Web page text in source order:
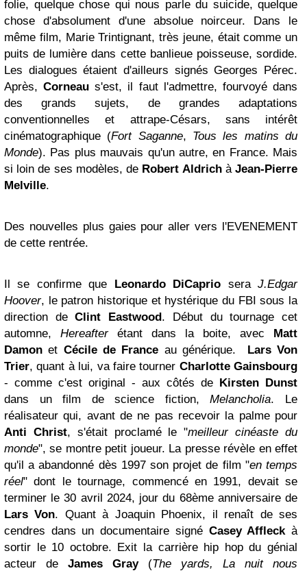
folie, quelque chose qui nous parle du suicide, quelque
chose d'absolument d'une absolue noirceur. Dans le
même film, Marie Trintignant, très jeune, était comme un
puits de lumière dans cette banlieue poisseuse, sordide.
Les dialogues étaient d'ailleurs signés Georges Pérec.
Après,Corneaus'est, il faut l'admettre, fourvoyé dans
des grands sujets, de grandes adaptations
conventionnelles et attrape-Césars, sans intérêt
cinématographique (Fort Saganne, Tous les matins du
Monde). Pas plus mauvais qu'un autre, en France. Mais
si loin de ses modèles, de Robert AldrichàJean-Pierre
Melville.
Des nouvelles plus gaies pour aller vers l'EVENEMENT
de cette rentrée.
Il se confirme que Leonardo DiCaprio seraJ.Edgar
Hoover, le patron historique et hystérique du FBI sous la
direction deClint Eastwood. Début du tournage cet
automne, Hereafter étant dans la boite, avec Matt
Damon et Cécile de France au générique. Lars Von
Trier, quant à lui, va faire tourner Charlotte Gainsbourg
- comme c'est original - aux côtés de Kirsten Dunst
dans un film de science fiction,Melancholia. Le
réalisateur qui, avant de ne pas recevoir la palme pour
Anti Christ, s'était proclamé le "meilleur cinéaste du
monde", se montre petit joueur. La presse révèle en effet
qu'il a abandonné dès 1997 son projet de film "en temps
réel" dont le tournage, commencé en 1991, devait se
terminer le 30 avril 2024, jour du 68ème anniversaire de
Lars Von. Quant à Joaquin Phoenix, il renaît de ses
cendres dans un documentaire signé Casey Affleckà
sortir le 10 octobre. Exit la carrière hip hop du génial
acteur de James Gray(The yards, La nuit nous